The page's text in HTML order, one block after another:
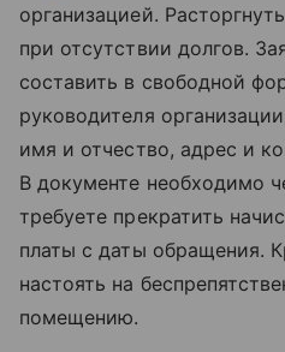
организацией.
при отсутствии долгов.
составить в свободной
руководителя
имя и отчество, адрес и
В документе необходимо
требуете прекратить
платы с даты обращения.
настоять на
помещению.